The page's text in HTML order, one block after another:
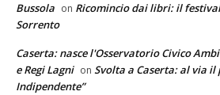
Bussola on Ricomincio dai libri: il
Sorrento
Caserta: nasce l'Osservatorio Civico
e Regi Lagni on Svolta a Caserta: al via il
Indipendente”